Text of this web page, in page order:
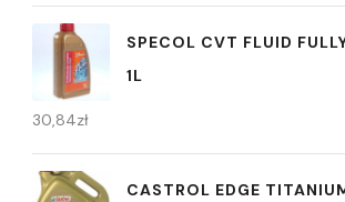
SPECOL CVT FLUID
1L
30,84zł
CASTROL EDGE